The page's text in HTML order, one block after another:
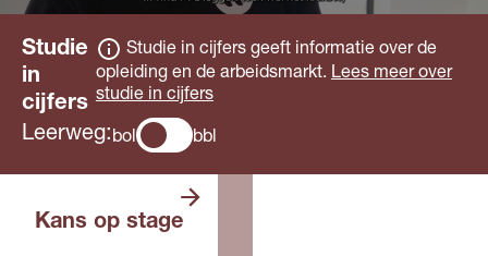
Studie
in
cijfers
Studie in cijfers geeft informatie over de
opleiding en de arbeidsmarkt. Lees meer over
studie in cijfers
Leerweg: bol bbl
Kans op stage
stageplaatsen.